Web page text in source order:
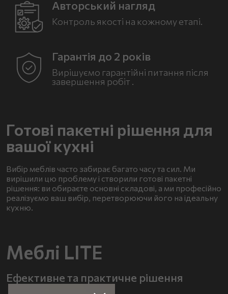
Авторський нагляд
Контроль якості на кожному етапі.
Гарантія до 2 років
Вирішуємо гарантійні питання після
завершення робіт .
Готові пакетні рішення для
вашої кухні
Вибір меблів часто забирає багато часу та сил. Ми
вирішили цю проблему і створили готові пакетні
рішення: ви обираєте основні складові, а ми професійно
реалізуємо ваш вибір, перетворюючи його на ідеальну
кухню.
Меблі LITE
Ефективне та практичне рішення